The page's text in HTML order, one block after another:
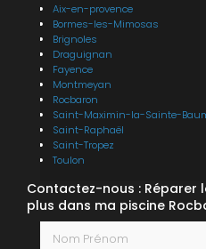
Aix-en-provence
Bormes-les-Mimosas
Brignoles
Draguignan
Fayence
Montmeyan
Rocbaron
Saint-Maximin-la-Sainte-
Saint-Raphaël
Saint-Tropez
Toulon
Contactez-nous : Réparer
plus dans ma piscine